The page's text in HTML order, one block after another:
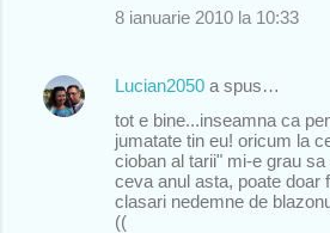
8 ianuarie 2010 la 10:33
Lucian2050 a spus…
tot e bine...inseamna ca
jumatate tin eu! oricum la
cioban al tarii" mi-e grau
ceva anul asta, poate doar
clasari nedemne de
((